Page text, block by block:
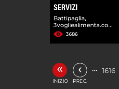
SERVIZI
Battipaglia,
3vogliealimenta.co...
3686
«
INIZIO
‹
PREC.
… 1616